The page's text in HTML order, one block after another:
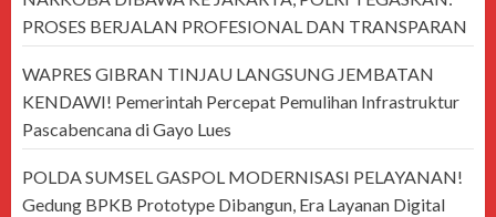
PROSES BERJALAN PROFESIONAL DAN TRANSPARAN
WAPRES GIBRAN TINJAU LANGSUNG JEMBATAN
KENDAWI! Pemerintah Percepat Pemulihan Infrastruktur
Pascabencana di Gayo Lues
POLDA SUMSEL GASPOL MODERNISASI PELAYANAN!
Gedung BPKB Prototype Dibangun, Era Layanan Digital